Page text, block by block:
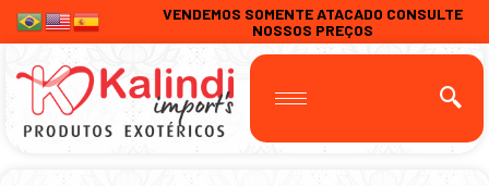
VENDEMOS SOMENTE ATACADO CONSULTE
NOSSOS PREÇOS